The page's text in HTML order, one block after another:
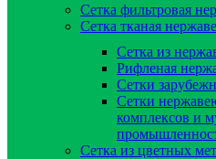
Сетка фильтровая
Сетка тканая
Сетка из
Рифленая
Сетки
Сетки
комплексов и
Сетка из цветных